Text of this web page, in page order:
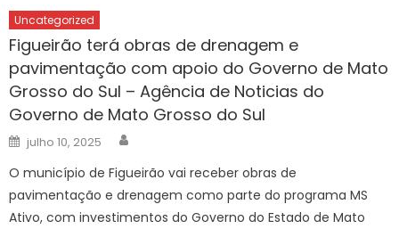
Uncategorized
Figueirão terá obras de drenagem e
pavimentação com apoio do Governo de Mato
Grosso do Sul – Agência de Noticias do
Governo de Mato Grosso do Sul
Posted
on
julho 10, 2025
O município de Figueirão vai receber obras de
pavimentação e drenagem como parte do programa MS
Ativo, com investimentos do Governo do Estado de Mato